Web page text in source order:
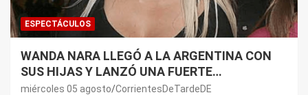
ESPECTÁCULOS
WANDA NARA LLEGÓ A LA ARGENTINA CON
SUS HIJAS Y LANZÓ UNA FUERTE
PREMONICIÓN SOBRE MAURO ICARDI
miércoles 05 agosto CorrientesDeTardeDE